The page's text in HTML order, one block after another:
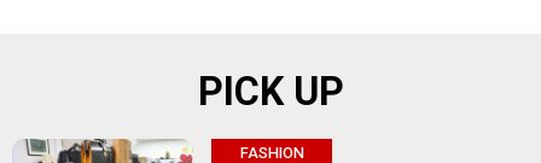
PICK UP
FASHION